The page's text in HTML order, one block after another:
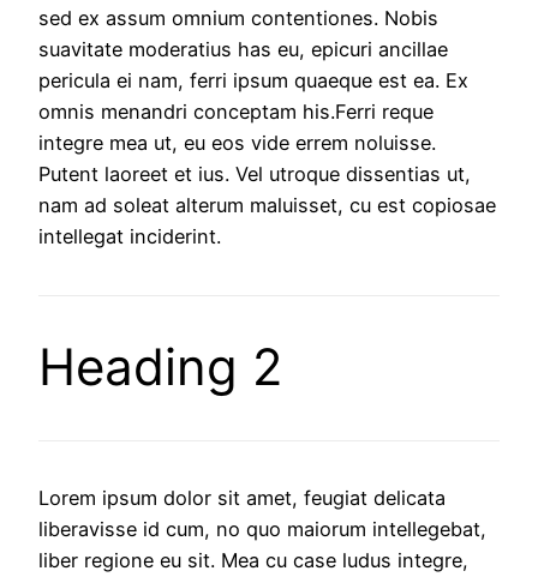
sed ex assum omnium contentiones. Nobis
suavitate moderatius has eu, epicuri ancillae
pericula ei nam, ferri ipsum quaeque est ea. Ex
omnis menandri conceptam his.Ferri reque
integre mea ut, eu eos vide errem noluisse.
Putent laoreet et ius. Vel utroque dissentias ut,
nam ad soleat alterum maluisset, cu est copiosae
intellegat inciderint.
Heading 2
Lorem ipsum dolor sit amet, feugiat delicata
liberavisse id cum, no quo maiorum intellegebat,
liber regione eu sit. Mea cu case ludus integre,